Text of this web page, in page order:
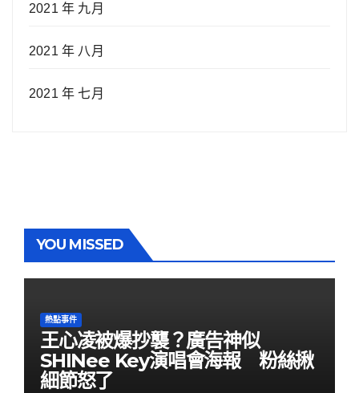
2021 年 九月
2021 年 八月
2021 年 七月
YOU MISSED
熱點事件
王心凌被爆抄襲？廣告神似
SHINee Key演唱會海報 粉絲揪
細節怒了